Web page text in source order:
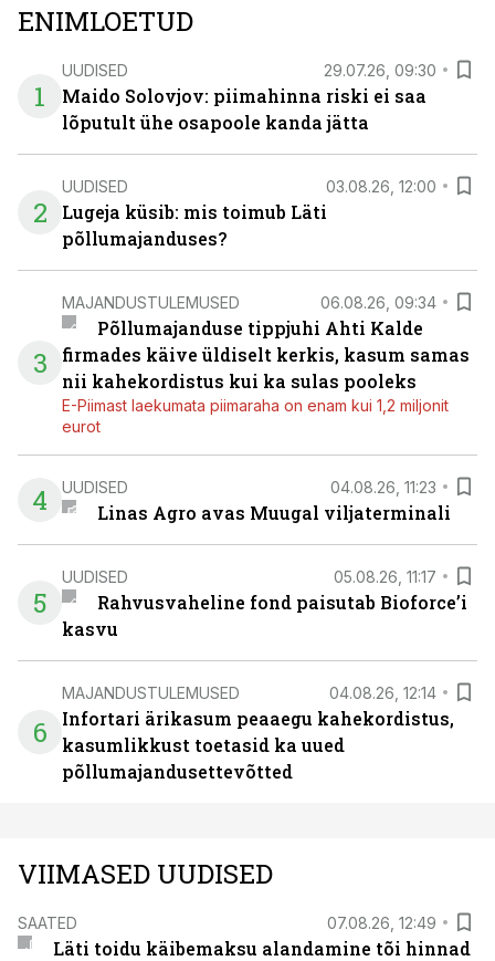
ENIMLOETUD
1
UUDISED 29.07.26, 09:30
Maido Solovjov: piimahinna riski ei saa
lõputult ühe osapoole kanda jätta
2
UUDISED 03.08.26, 12:00
Lugeja küsib: mis toimub Läti
põllumajanduses?
3
MAJANDUSTULEMUSED 06.08.26, 09:34
Põllumajanduse tippjuhi Ahti Kalde
firmades käive üldiselt kerkis, kasum samas
nii kahekordistus kui ka sulas pooleks
E-Piimast laekumata piimaraha on enam kui 1,2 miljonit
eurot
4 UUDISED 04.08.26, 11:23
Linas Agro avas Muugal viljaterminali
5
UUDISED 05.08.26, 11:17
Rahvusvaheline fond paisutab Bioforce’i
kasvu
6
MAJANDUSTULEMUSED 04.08.26, 12:14
Infortari ärikasum peaaegu kahekordistus,
kasumlikkust toetasid ka uued
põllumajandusettevõtted
VIIMASED UUDISED
SAATED 07.08.26, 12:49
Läti toidu käibemaksu alandamine tõi hinnad